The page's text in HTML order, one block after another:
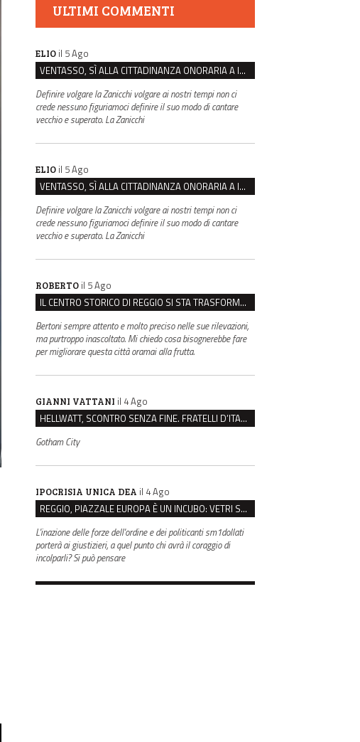
ULTIMI COMMENTI
ELIO il 5 Ago
VENTASSO, SÌ ALLA CITTADINANZA ONORARIA A IVA ZANICCHI. MA BARGIACCHI: “È DI PESSIMO GUSTO”
Definire volgare la Zanicchi volgare ai nostri tempi non ci
crede nessuno figuriamoci definire il suo modo di cantare
vecchio e superato. La Zanicchi
ELIO il 5 Ago
VENTASSO, SÌ ALLA CITTADINANZA ONORARIA A IVA ZANICCHI. MA BARGIACCHI: “È DI PESSIMO GUSTO”
Definire volgare la Zanicchi volgare ai nostri tempi non ci
crede nessuno figuriamoci definire il suo modo di cantare
vecchio e superato. La Zanicchi
ROBERTO il 5 Ago
IL CENTRO STORICO DI REGGIO SI STA TRASFORMANDO, E NON IN MEGLIO
Bertoni sempre attento e molto preciso nelle sue rilevazioni,
ma purtroppo inascoltato. Mi chiedo cosa bisognerebbe fare
per migliorare questa città oramai alla frutta.
GIANNI VATTANI il 4 Ago
HELLWATT, SCONTRO SENZA FINE. FRATELLI D’ITALIA: “MILANI PORTA DOCUMENTI, DE FRANCO INSULTI”
Gotham City
IPOCRISIA UNICA DEA il 4 Ago
REGGIO, PIAZZALE EUROPA È UN INCUBO: VETRI SPACCATI E FURTI SULLE AUTO IN SOSTA
L'inazione delle forze dell'ordine e dei politicanti sm1dollati
porterà ai giustizieri, a quel punto chi avrà il coraggio di
incolparli? Si può pensare